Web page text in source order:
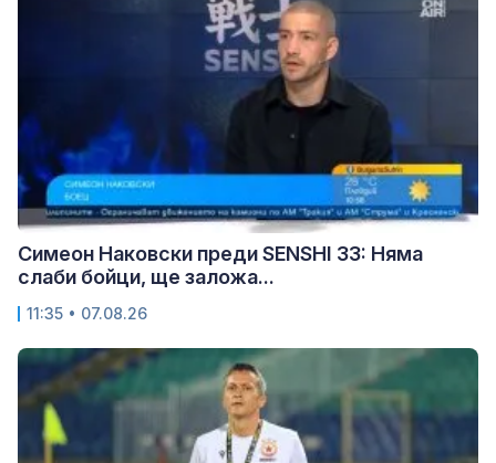
Симеон Наковски преди SENSHI 33: Няма
слаби бойци, ще заложа...
11:35 • 07.08.26